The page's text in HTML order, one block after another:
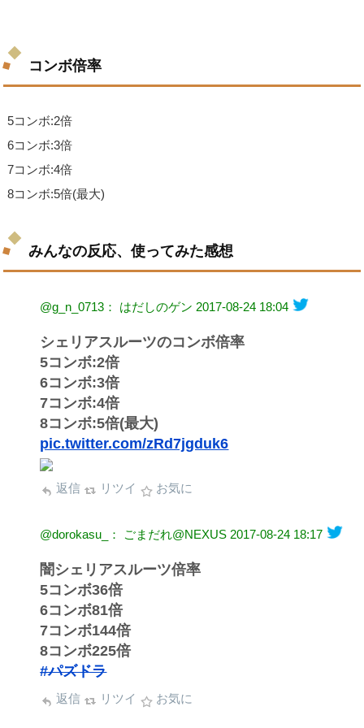
コンボ倍率
5コンボ:2倍
6コンボ:3倍
7コンボ:4倍
8コンボ:5倍(最大)
みんなの反応、使ってみた感想
@g_n_0713： はだしのゲン 2017-08-24 18:04
シェリアスルーツのコンボ倍率
5コンボ:2倍
6コンボ:3倍
7コンボ:4倍
8コンボ:5倍(最大)
pic.twitter.com/zRd7jgduk6
返信 リツイ お気に
@dorokasu_： ごまだれ@NEXUS 2017-08-24 18:17
闇シェリアスルーツ倍率
5コンボ36倍
6コンボ81倍
7コンボ144倍
8コンボ225倍
#パズドラ
返信 リツイ お気に